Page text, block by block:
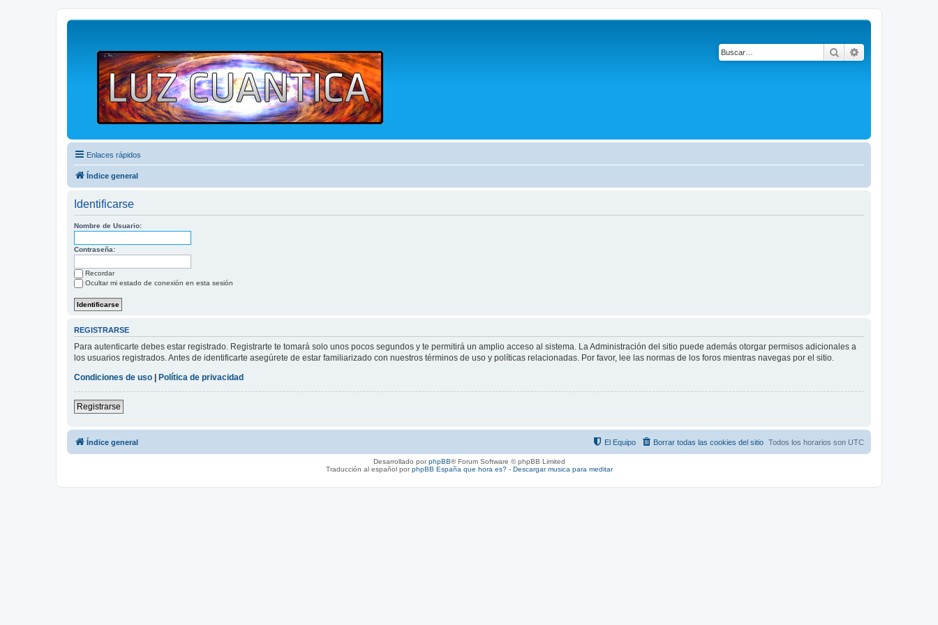
Buscar
Enlaces rápidos
Índice general
Identificarse
Nombre de Usuario:
Contraseña:
Recordar
Ocultar mi estado de conexión en esta sesión
REGISTRARSE
Para autenticarte debes estar registrado. Registrarte te tomará solo unos pocos segundos y te permitirá un amplio acceso al sistema. La Administración del sitio puede además otorgar permisos adicionales a
los usuarios registrados. Antes de identificarte asegúrete de estar familiarizado con nuestros términos de uso y políticas relacionadas. Por favor, lee las normas de los foros mientras navegas por el sitio.
Condiciones de uso | Política de privacidad
Registrarse
Índice general Todos los horarios son UTC
Borrar todas las cookies del sitio
El Equipo
Desarrollado porphpBB® Forum Software © phpBB Limited
Traducción al español porphpBB España que hora es?- Descargar musica para meditar